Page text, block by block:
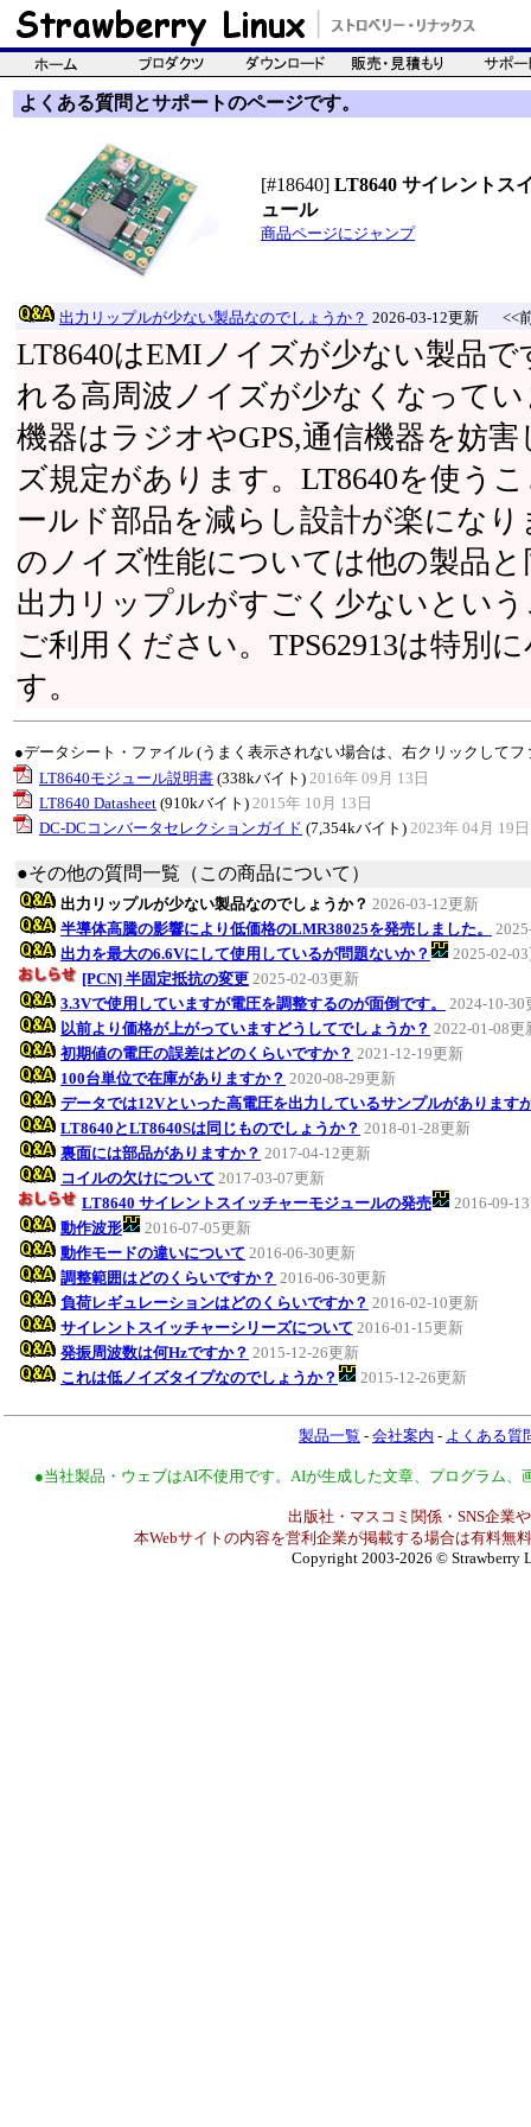
よくある質問とサポートのページです。
[#18640] LT8640 サイレントス
ュール
商品ページにジャンプ
出力リップルが少ない製品なのでしょうか？ 2026-03-12更新 <<
LT8640はEMIノイズが少ない製品
れる高周波ノイズが少なくなって
機器はラジオやGPS,通信機器を妨
ズ規定があります。LT8640を使う
ールド部品を減らし設計が楽にな
のノイズ性能については他の製品
出力リップルがすごく少ないとい
ご利用ください。TPS62913は特別
す。
●データシート・ファイル (うまく表示されない場合は、右クリックして
LT8640モジュール説明書 (338kバイト) 2016年 09月 13日
LT8640 Datasheet (910kバイト) 2015年 10月 13日
DC-DCコンバータセレクションガイド (7,354kバイト) 2023年 04月 19日
●その他の質問一覧（この商品について）
出力リップルが少ない製品なのでしょうか？ 2026-03-12更新
半導体高騰の影響により低価格のLMR38025を発売しました。
出力を最大の6.6Vにして使用しているが問題ないか？
2025-02-
[PCN] 半固定抵抗の変更 2025-02-03更新
3.3Vで使用していますが電圧を調整するのが面倒です。
2024-10-30
以前より価格が上がっていますどうしてでしょうか？ 2022-01-08更
初期値の電圧の誤差はどのくらいですか？ 2021-12-19更新
100台単位で在庫がありますか？ 2020-08-29更新
データでは12Vといった高電圧を出力しているサンプルがあります
LT8640とLT8640Sは同じものでしょうか？ 2018-01-28更新
裏面には部品がありますか？ 2017-04-12更新
コイルの欠けについて 2017-03-07更新
LT8640 サイレントスイッチャーモジュールの発売
2016-09-
動作波形
2016-07-05更新
動作モードの違いについて 2016-06-30更新
調整範囲はどのくらいですか？ 2016-06-30更新
負荷レギュレーションはどのくらいですか？ 2016-02-10更新
サイレントスイッチャーシリーズについて 2016-01-15更新
発振周波数は何Hzですか？ 2015-12-26更新
これは低ノイズタイプなのでしょうか？
2015-12-26更新
製品一覧 - 会社案内 - よくある質
●当社製品・ウェブはAI不使用です。AIが生成した文章、プログラム
出版社・マスコミ関係・SNS企業
本Webサイトの内容を営利企業が掲載する場合は有料無
Copyright 2003-2026 © Strawberry